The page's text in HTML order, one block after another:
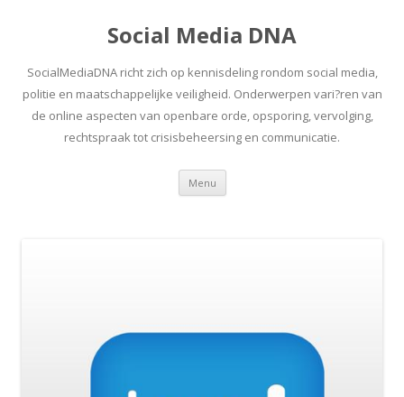
Social Media DNA
SocialMediaDNA richt zich op kennisdeling rondom social media,
politie en maatschappelijke veiligheid. Onderwerpen vari?ren van
de online aspecten van openbare orde, opsporing, vervolging,
rechtspraak tot crisisbeheersing en communicatie.
Menu Spring
inhoud